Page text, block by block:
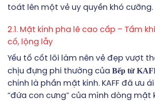
toát lên một vẻ uy quyền khó cưỡng.
2.1. Mặt kính pha lê cao cấp – Tấm
cố, lộng lẫy
Yếu tố cốt lõi làm nên vẻ đẹp vượt
chịu đựng phi thường của Bếp từ
chính là phần mặt kính. KAFF đã ưu
“đứa con cưng” của mình dòng mặt